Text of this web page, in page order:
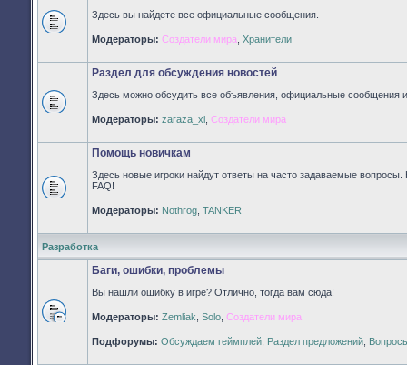
Нет
непрочитанных
Здесь вы найдете все официальные сообщения.
Модераторы: Создатели мира Хранители
Нет
непрочитанных
Раздел для обсуждения новостей
Здесь можно обсудить все объявления, официальные сообщения и
Модераторы: zaraza_xl Создатели мира
непрочитанных
Помощь новичкам
Здесь новые игроки найдут ответы на часто задаваемые вопросы.
FAQ!
Модераторы: Nothrog TANKER
Разработка
непрочитанных
сообщений
Баги, ошибки, проблемы
Вы нашли ошибку в игре? Отлично, тогда вам сюда!
Модераторы: Zemliak Solo Создатели мира
Подфорумы: Обсуждаем геймплей Раздел предложений